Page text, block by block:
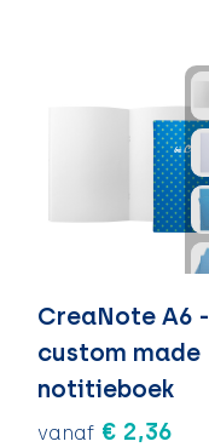
CreaNote A6 -
custom made
notitieboek
vanaf € 2,36